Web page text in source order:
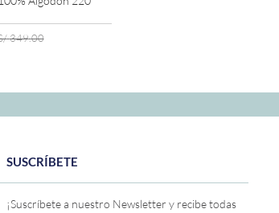
349.00
SUSCRÍBETE
¡Suscríbete a nuestro Newsletter y recibe todas